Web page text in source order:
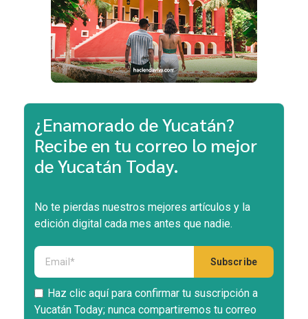
¿Enamorado de Yucatán?
Recibe en tu correo lo mejor
de Yucatán Today.
No te pierdas nuestros mejores artículos y la
edición digital cada mes antes que nadie.
Haz clic aquí para confirmar tu suscripción a
Yucatán Today; nunca compartiremos tu correo